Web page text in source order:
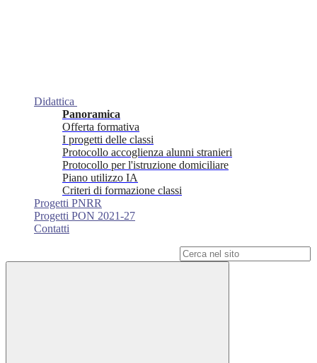
Didattica
Panoramica
Offerta formativa
I progetti delle classi
Protocollo accoglienza alunni stranieri
Protocollo per l'istruzione domiciliare
Piano utilizzo IA
Criteri di formazione classi
Progetti PNRR
Progetti PON 2021-27
Contatti